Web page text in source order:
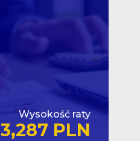
Wysokość raty
3,287 PLN